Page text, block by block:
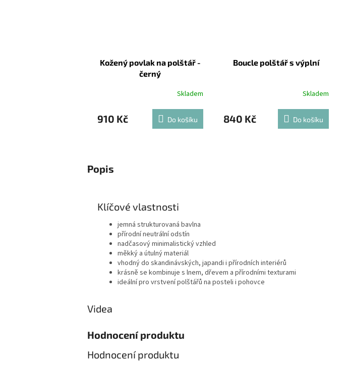
Kožený povlak na polštář -
černý
Skladem
910 Kč Do košíku
Boucle polštář s výplní
Skladem
840 Kč Do košíku
Popis
Klíčové vlastnosti
jemná strukturovaná bavlna
přírodní neutrální odstín
nadčasový minimalistický vzhled
měkký a útulný materiál
vhodný do skandinávských, japandi i přírodních interiérů
krásně se kombinuje s lnem, dřevem a přírodními texturami
ideální pro vrstvení polštářů na posteli i pohovce
Videa
Hodnocení produktu
Hodnocení produktu